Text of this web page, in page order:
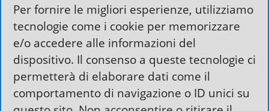
Per fornire le migliori esperienze, utilizziamo
tecnologie come i cookie per memorizzare
e/o accedere alle informazioni del
dispositivo. Il consenso a queste tecnologie ci
permetterà di elaborare dati come il
comportamento di navigazione o ID unici su
provider italiano che a nostro parere è molto
professionale.
Abbastanza rapidi anche nelle risposte via ticket.
Dispone di moltissimi piani hosting per tutte le
necessità ed esigenze.
Anche noi di MartiniAgenzia Web Varesesiamo su